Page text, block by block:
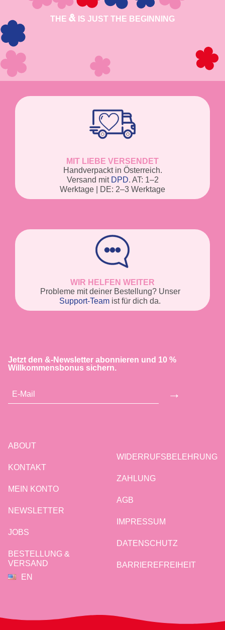
THE IS JUST THE BEGINNING
MIT LIEBE VERSENDET
Handverpackt in Österreich.
Versand mit DPD. AT: 1–2
Werktage | DE: 2–3 Werktage
WIR HELFEN WEITER
Probleme mit deiner Bestellung? Unser
Support-Team ist für dich da.
Jetzt den &-Newsletter abonnieren und 10 %
Willkommensbonus sichern.
→
ABOUT
KONTAKT
MEIN KONTO
NEWSLETTER
JOBS
BESTELLUNG &
VERSAND
WIDERRUFSBELEHRUNG
ZAHLUNG
AGB
IMPRESSUM
DATENSCHUTZ
BARRIEREFREIHEIT
EN